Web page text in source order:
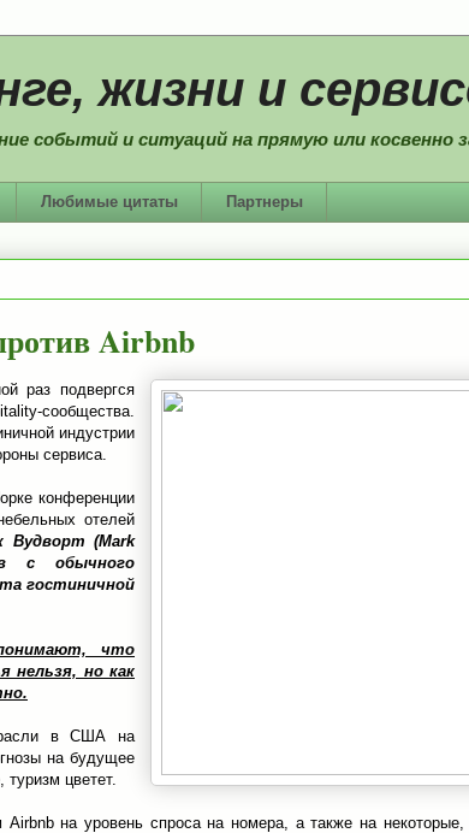
жизни и
событий и ситуаций на прямую или косвенно
Любимые цитаты Партнеры
Airbnb
раз подвергся
сообщества.
индустрии
сервиса.
конференции
отелей
Вудворт (Mark
с обычного
гостиничной
что
нельзя, но как
в США на
на будущее
цветет.
на уровень спроса на номера, а также на некоторые,